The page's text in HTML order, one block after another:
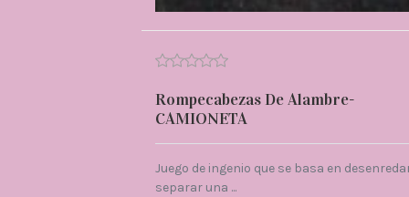
Rompecabezas De Alambre-
CAMIONETA
Juego de ingenio que se basa en
separar una ...